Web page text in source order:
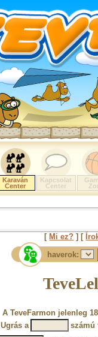
Karaván
Center
Kapcsolat
Center
[ Mi ez? ] [
haverok:
A TeveFarmon jelenleg
Ugrás a
számú